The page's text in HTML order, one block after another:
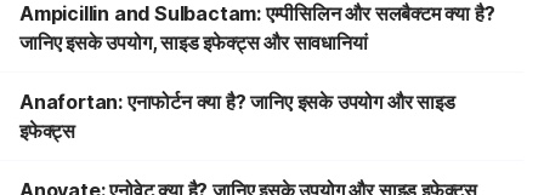
Ampicillin and Sulbactam: एम्पीसिलिन और सलबैक्टम क्या है?
जानिए इसके उपयोग, साइड इफेक्ट्स और सावधानियां
Anafortan: एनाफोर्टन क्या है? जानिए इसके उपयोग और साइड
इफेक्ट्स
Anovate: एनोवेट क्या है? जानिए इसके उपयोग और साइड इफेक्ट्स